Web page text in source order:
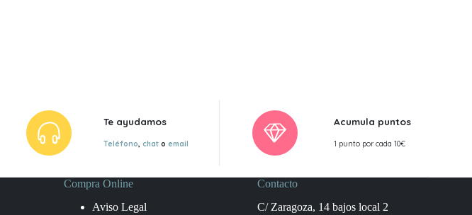
Te ayudamos
Teléfono, chat o email
Acumula puntos
1 punto por cada 10€
Compra Online
Aviso Legal
Contacto
C/ Zaragoza, 14 bajos local 2